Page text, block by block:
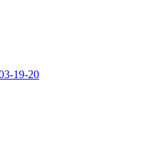
19-20